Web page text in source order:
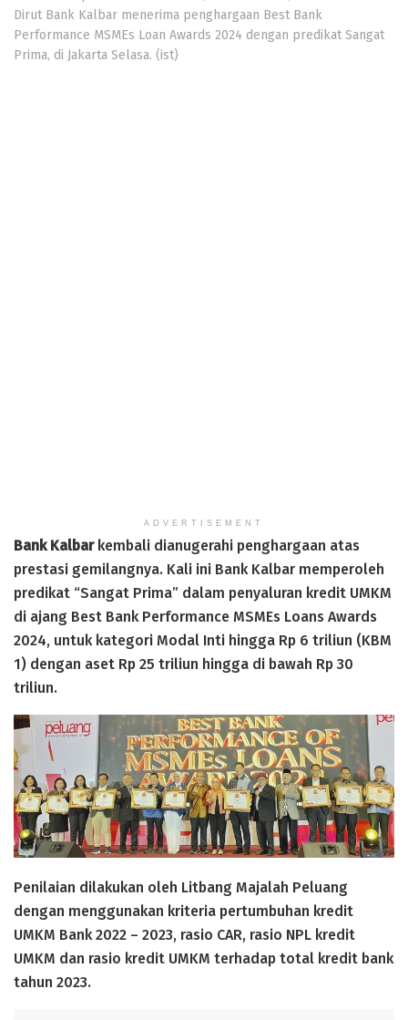
Dirut Bank Kalbar menerima penghargaan Best Bank
Performance MSMEs Loan Awards 2024 dengan predikat Sangat
Prima, di Jakarta Selasa. (ist)
ADVERTISEMENT
Bank Kalbarkembali dianugerahi penghargaan atas
prestasi gemilangnya. Kali ini Bank Kalbar memperoleh
predikat “Sangat Prima” dalam penyaluran kredit UMKM
di ajang Best Bank Performance MSMEs Loans Awards
2024, untuk kategori Modal Inti hingga Rp 6 triliun (KBM
1) dengan aset Rp 25 triliun hingga di bawah Rp 30
triliun.
Penilaian dilakukan oleh Litbang Majalah Peluang
dengan menggunakan kriteria pertumbuhan kredit
UMKM Bank 2022 – 2023, rasio CAR, rasio NPL kredit
UMKM dan rasio kredit UMKM terhadap total kredit bank
tahun 2023.